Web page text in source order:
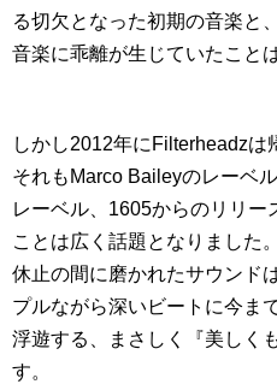
る切欠となった初期の音楽と
音楽に乖離が生じていたこと
しかし2012年にFilterheadzは
それもMarco Baileyのレーベ
レーベル、1605からのリリー
ことは広く話題となりました。
休止の間に磨かれたサウンド
プルながら深いビートに今ま
浮遊する、まさしく『美しく
す。